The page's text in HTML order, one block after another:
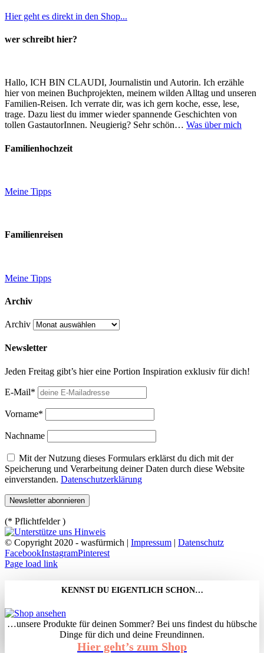
Hier geht es direkt in den Shop...
wer schreibt hier?
Hallo, ICH BIN CLAUDI, Journalistin und Autorin. Ich erzähle
hier von meinen Buchprojekten, meinem wilden Alltag und unseren
Familien-Reisen. Ich verrate dir, was ich gern koche, esse, lese,
trage. Dazu liest du immer wieder spannende Geschichten von
tollen GastautorInnen. Neugierig? Sehr schön… Was über mich
Familienhochzeit
Meine Tipps
Familienreisen
Meine Tipps
Archiv
Archiv
Newsletter
Jeden Freitag gibt’s hier eine Portion Inspiration exklusiv für dich!
E-Mail*
Vorname*
Nachname
Mit der Nutzung dieses Formulars erklärst du dich mit der
Speicherung und Verarbeitung deiner Daten durch diese Website
einverstanden. Datenschutzerklärung
(* Pflichtfelder )
© Copyright 2020 - wasfürmich | Impressum | Datenschutz
FacebookInstagramPinterest
Page load link
KENNST DU EIGENTLICH SCHON…
…unsere Produkte für deinen Sommer? Bei uns findest du hübsche
Dinge für dich und deine Freundinnen.
Hier geht’s zum Shop